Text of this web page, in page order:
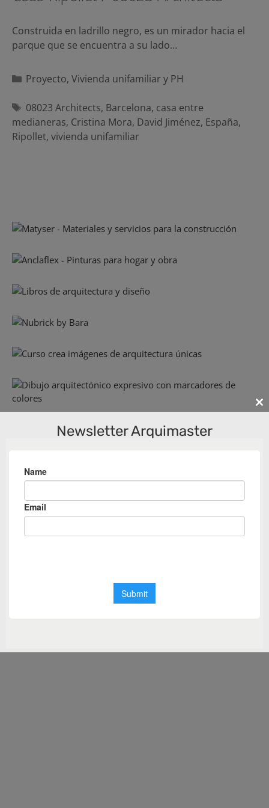
Construida en ladrillo negro, es un mirador hacia el
parque que se encuentra a su lado…
Categorías
Proyecto, Vivienda unifamiliar y PH
Etiquetas
08023 Architects, Barcelona, casa entre
medianeras, Cristina Mora, David Jiménez, España,
Ripollet, vivienda unifamiliar
Newsletter Arquimaster